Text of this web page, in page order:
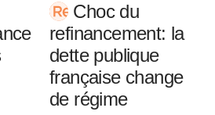
Choc du
refinancement: la
dette publique
française change
de régime